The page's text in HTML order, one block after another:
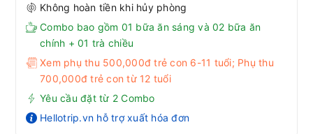
Không hoàn tiền khi hủy phòng
Combo bao gồm 01 bữa ăn sáng và 02 bữa ăn
chính + 01 trà chiều
Xem phụ thu 500,000đ trẻ con 6-11 tuổi; Phụ thu
700,000đ trẻ con từ 12 tuổi
Yêu cầu đặt từ 2 Combo
Hellotrip.vn hỗ trợ xuất hóa đơn